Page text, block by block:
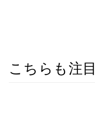
こちらも注目